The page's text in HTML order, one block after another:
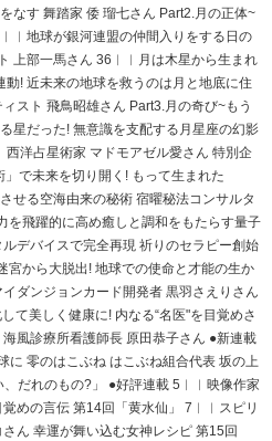
なす 舞踏家 倭 瑠七さん Part2.月の正体~
地球が銀河連盟の仲間入りをする日の
上部一馬さん 36︱︱月は木星から生まれ
! 近未来の地球を救うのは月と地底に住
スト 飛鳥昭雄さん Part3.月の奇び~もう
星だった! 無意識を支配する月星座の幻影
洋占星術家 マドモアゼル愛さん 特別企
で未来を切り開く! もって生まれた
せる空海由来の秘術 宿曜秘法コンサルタ
を飛躍的に高め癒しと調和をもたらす量子
デバイスで完全再現 祈りのセラピー創始
宮から大脱出! 地球での使命と才能の生か
ダンジョンカード開発者 黒羽さえりさん
て美しく健康に! 内なる“名医"を目覚めさ
風診療所看護師長 原田恭子さん ●新連載
に 零のはこぶね はこぶね組合代表 坂の上
だれのもの?」 ●好評連載 5︱︱映像作家
めの言伝 第14回「黄水仙」 7︱︱スピリ
ん 幸運が舞い込む女神レシピ 第15回